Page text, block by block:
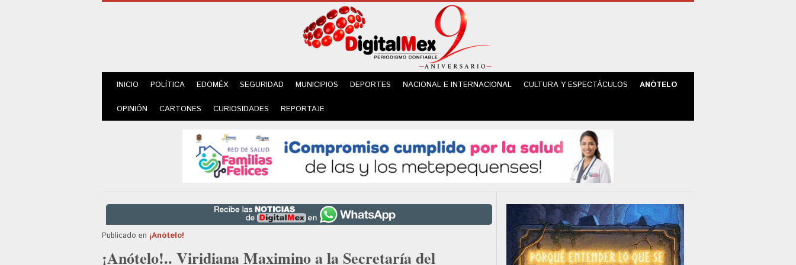
INICIO POLÍTICA EDOMÉX SEGURIDAD MUNICIPIOS DEPORTES NACIONAL E INTERNACIONAL CULTURA Y ESPECTÁCULOS ANÓTELO
OPINIÓN CARTONES CURIOSIDADES REPORTAJE
Publicado en ¡Anótelo!
¡Anótelo!.. Viridiana Maximino a la Secretaría del